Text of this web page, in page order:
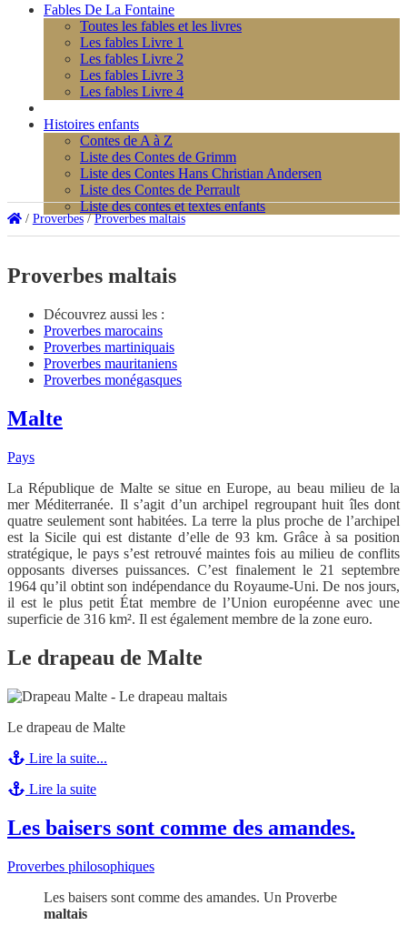
Fables De La Fontaine
Toutes les fables et les livres
Les fables Livre 1
Les fables Livre 2
Les fables Livre 3
Les fables Livre 4
Histoires enfants
Contes de A à Z
Liste des Contes de Grimm
Liste des Contes Hans Christian Andersen
Liste des Contes de Perrault
Liste des contes et textes enfants
/ Proverbes/Proverbes maltais
Proverbes maltais
Découvrez aussi les :
Proverbes marocains
Proverbes martiniquais
Proverbes mauritaniens
Proverbes monégasques
Malte
Pays
La République de Malte se situe en Europe, au beau milieu de la
mer Méditerranée. Il s’agit d’un archipel regroupant huit îles dont
quatre seulement sont habitées. La terre la plus proche de l’archipel
est la Sicile qui est distante d’elle de 93 km. Grâce à sa position
stratégique, le pays s’est retrouvé maintes fois au milieu de conflits
opposants diverses puissances. C’est finalement le 21 septembre
1964 qu’il obtint son indépendance du Royaume-Uni. De nos jours,
il est le plus petit État membre de l’Union européenne avec une
superficie de 316 km². Il est également membre de la zone euro.
Le drapeau de Malte
Le drapeau de Malte
Lire la suite...
Lire la suite
Les baisers sont comme des amandes.
Proverbes philosophiques
Les baisers sont comme des amandes. Un Proverbe
maltais